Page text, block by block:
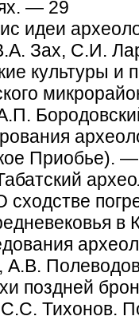
— 29
идеи
Зах, С.И.
культуры и
Приобье).
в
А.В.
поздней
Тихонов.